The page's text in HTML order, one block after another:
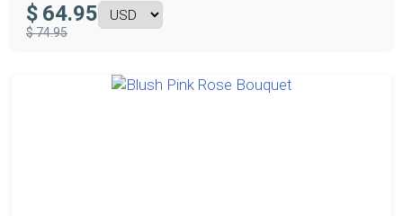
$ 64.95
$ 74.95